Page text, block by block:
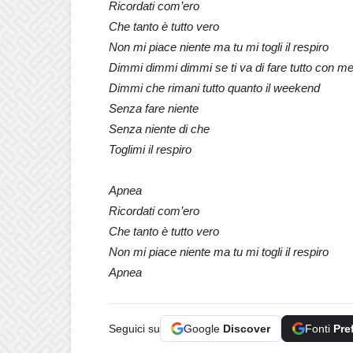
Ricordati com’ero
Che tanto è tutto vero
Non mi piace niente ma tu mi togli il respiro
Dimmi dimmi dimmi se ti va di fare tutto con me
Dimmi che rimani tutto quanto il weekend
Senza fare niente
Senza niente di che
Toglimi il respiro
Apnea
Ricordati com’ero
Che tanto è tutto vero
Non mi piace niente ma tu mi togli il respiro
Apnea
Seguici su Google Discover Fonti